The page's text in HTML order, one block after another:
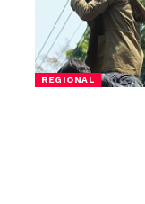
REGIONAL